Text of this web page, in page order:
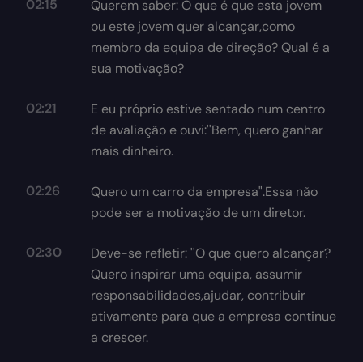
02:15
Querem saber: O que é que esta jovem
ou este jovem quer alcançar,como
membro da equipa de direção? Qual é a
sua motivação?
02:21
E eu próprio estive sentado num centro
de avaliação e ouvi:''Bem, quero ganhar
mais dinheiro.
02:26
Quero um carro da empresa".Essa não
pode ser a motivação de um diretor.
02:30
Deve-se refletir: ''O que quero alcançar?
Quero inspirar uma equipa, assumir
responsabilidades,ajudar, contribuir
ativamente para que a empresa continue
a crescer.